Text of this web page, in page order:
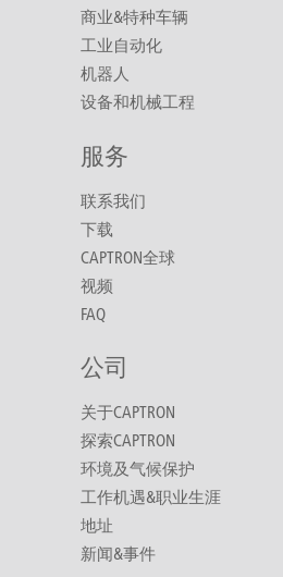
商业&特种车辆
工业自动化
机器人
设备和机械工程
服务
联系我们
下载
CAPTRON全球
视频
FAQ
公司
关于CAPTRON
探索CAPTRON
环境及气候保护
工作机遇&职业生涯
地址
新闻&事件